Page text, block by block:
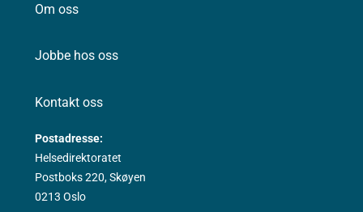
Om oss
Jobbe hos oss
Kontakt oss
Postadresse:
Helsedirektoratet
Postboks 220, Skøyen
0213 Oslo